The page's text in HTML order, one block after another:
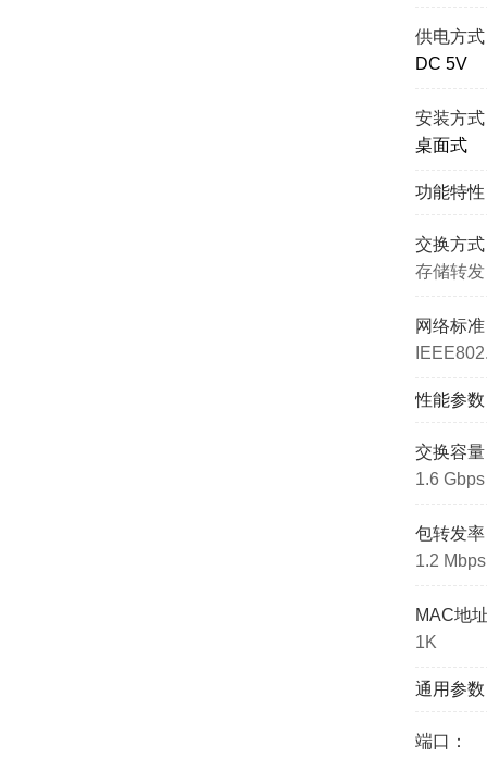
供电方
DC 5V
安装方
桌面式
功能特性
交换方
存储转发
网络标
性能参数
交换容
1.6 Gbps
包转发
1.2 Mbps
MAC地
1K
通用参数
端口：